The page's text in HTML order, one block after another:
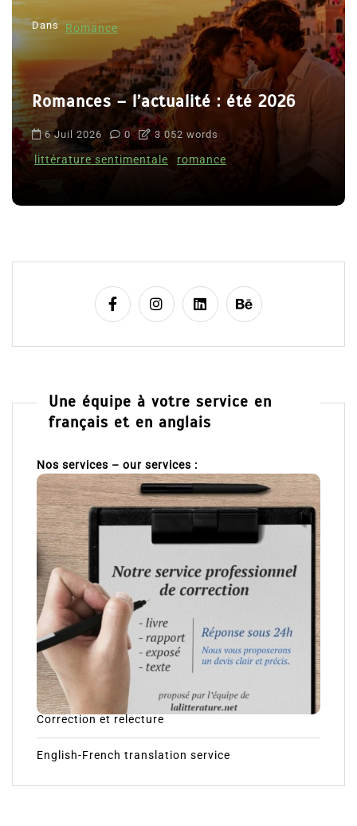
Dans Romance
Romances – l’actualité : été 2026
6 Juil 2026 0 3 052 words
littérature sentimentale romance
Une équipe à votre service en
français et en anglais
Nos services – our services :
Correction et relecture
English-French translation service